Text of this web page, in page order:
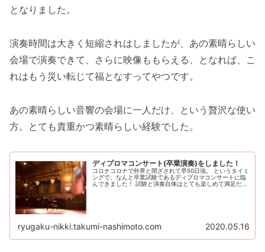
となりました。
演奏時間は大きく短縮されはしましたが、あの素晴らしい
会場で演奏できて、さらに映像ももらえる、となれば、こ
れはもう災い転じて福となすってやつです。
あの素晴らしい音響の会場に一人だけ、という贅沢な使い
方。とても貴重かつ素晴らしい経験でした。
ディプロマコンサート(卒業演奏)をしました！
コロナコロナで外界と閉ざされて早50日強。 というタイミ
ングで、なんと卒業試験であるディプロマコンサートに臨
んできました！ 試験と演奏自体はとても楽しめて満足だっ
ryugaku-nikki.takumi-nashimoto.com 2020.05.16